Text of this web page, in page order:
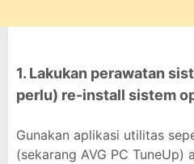
1. Lakukan perawatan
perlu) re-install sistem
Gunakan aplikasi utilitas
(sekarang AVG PC TuneUp)